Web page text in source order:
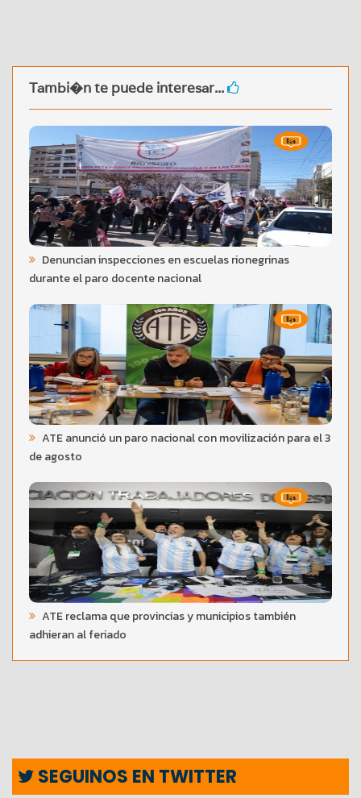
Tambi�n te puede interesar...
Denuncian inspecciones en escuelas rionegrinas
durante el paro docente nacional
ATE anunció un paro nacional con movilización para el 3
de agosto
ATE reclama que provincias y municipios también
adhieran al feriado
SEGUINOS EN TWITTER